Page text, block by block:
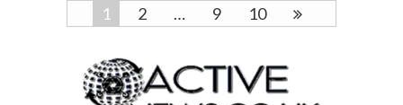
1 2 … 9 10